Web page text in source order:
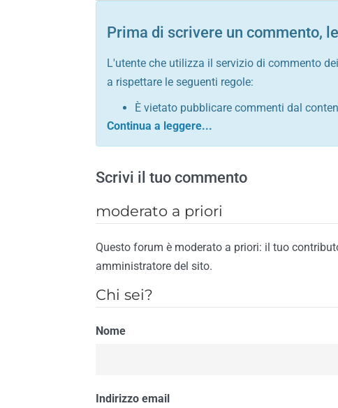
Prima di scrivere un commento,
L'utente che utilizza il servizio di commento
a rispettare le seguenti regole:
È vietato pubblicare commenti dal
comunque contrario alle leggi dello
Sono vietati commenti in tono
È vietato pubblicare commenti contrari
È vietato pubblicare commenti lesivi
È vietato pubblicare commenti razzisti
religione
È vietato pubblicare commenti contrari
È vietato pubblicare commenti inerenti
Il riscontro della violazione anche di una sola
Scrivi il tuo commento
moderato a priori
Questo forum è moderato a priori: il tuo
amministratore del sito.
Chi sei?
Nome
Indirizzo email